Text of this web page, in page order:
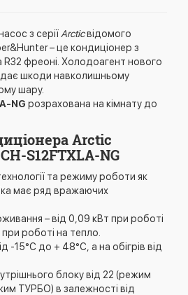
з серії Arcticвідомого
– це кондиціонер з
R32 фреоні. Холодоагент нового
шкоди навколишньому
шару.
NG розрахована на кімнату до
Arctic
S12FTXLA-NG
та режиму роботи як
має ряд вражаючих
– від 0,09 кВт при роботі
роботі на тепло.
-15°С до + 48°С, а на обігрів від
блоку від 22 (режим
ТУРБО) в залежності від